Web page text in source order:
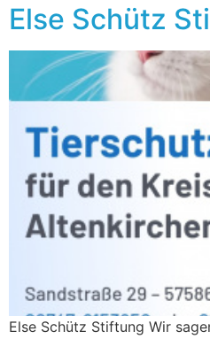
Else Schütz
Else Schütz Stiftung Wir